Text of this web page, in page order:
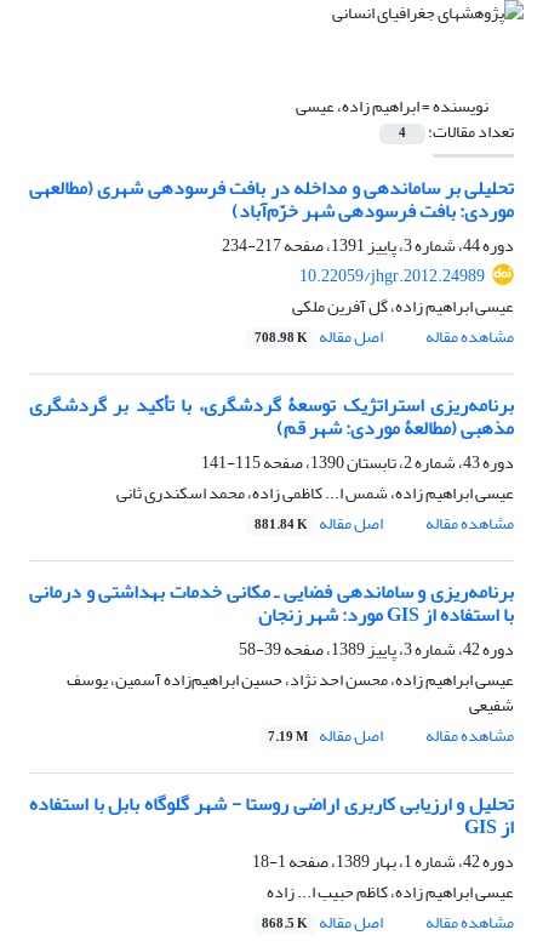
نویسنده =ابراهیم زاده، عیسی
تعداد مقالات: 4
تحلیلی بر ساماندهی و مداخله در بافت فرسوده‎ی شهری (مطالعه‎ی
موردی: بافت فرسوده‎ی شهر خرّم‌آباد)
دوره 44، شماره 3، پاییز 1391، صفحه
217-234
10.22059/jhgr.2012.24989
عیسی ابراهیم زاده، گل آفرین ملکی
مشاهده مقاله
اصل مقاله 708.98 K
برنامه‌ریزی استراتژیک توسعۀ گردشگری، با تأکید بر گردشگری
مذهبی (مطالعۀ موردی: شهر قم)
دوره 43، شماره 2، تابستان 1390، صفحه
115-141
عیسی ابراهیم زاده، شمس ا... کاظمی زاده، محمد اسکندری ثانی
مشاهده مقاله
اصل مقاله 881.84 K
برنامه‌ریزی و ساماندهی فضایی ـ مکانی خدمات بهداشتی و درمانی
با استفاده از GIS‌ مورد: شهر زنجان
دوره 42، شماره 3، پاییز 1389، صفحه
39-58
عیسی ابراهیم زاده، محسن احد نژاد، حسین ابراهیم‌زاده آسمین، یوسف
شفیعی
مشاهده مقاله
اصل مقاله 7.19 M
تحلیل و ارزیابی کاربری اراضی روستا - شهر گلوگاه بابل با استفاده
از GIS
دوره 42، شماره 1، بهار 1389، صفحه
1-18
عیسی ابراهیم زاده، کاظم حبیب ا... زاده
مشاهده مقاله
اصل مقاله 868.5 K